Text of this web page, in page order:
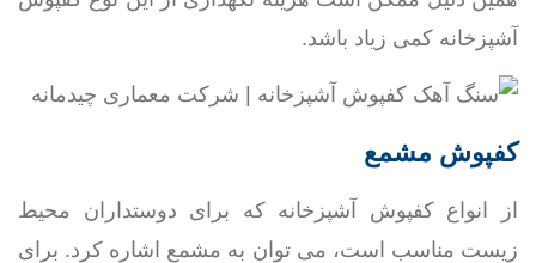
آشپزخانه کمی زیاد باشد.
کفپوش مشمع
از انواع کفپوش آشپزخانه که برای دوستداران محیط
زیست مناسب است، می توان به مشمع اشاره کرد. برای